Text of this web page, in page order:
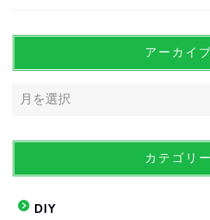
アーカイブ
カテゴリー
DIY